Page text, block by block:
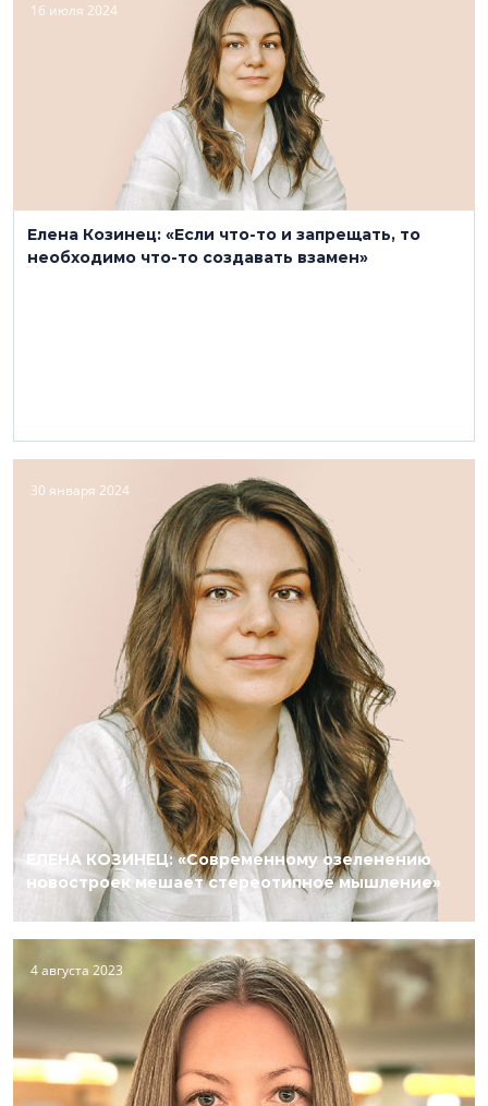
16 июля 2024
Елена Козинец: «Если что-то и запрещать, то
необходимо что-то создавать взамен»
30 января 2024
ЕЛЕНА КОЗИНЕЦ: «Современному озеленению
новостроек мешает стереотипное мышление»
4 августа 2023